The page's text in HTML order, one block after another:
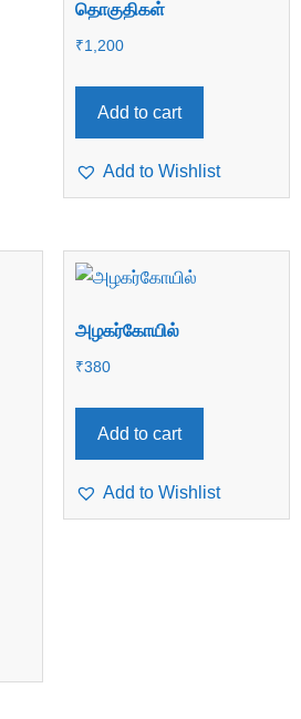
தொகுதிகள்
₹1,200
Add to cart
Add to Wishlist
அழகர்கோயில்
₹380
Add to cart
Add to Wishlist